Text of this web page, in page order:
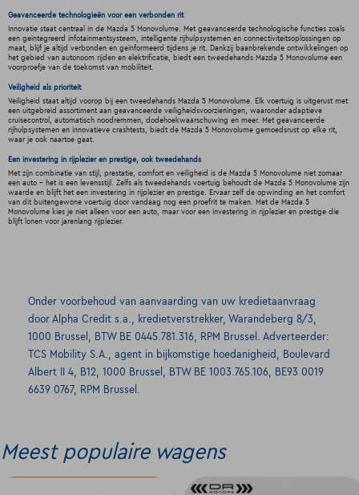
Geavanceerde technologieën voor een verbonden rit
Innovatie staat centraal in de Mazda 5 Monovolume. Met geavanceerde technologische functies zoals
een geïntegreerd infotainmentsysteem, intelligente rijhulpsystemen en connectiviteitsoplossingen op
maat, blijf je altijd verbonden en geïnformeerd tijdens je rit. Dankzij baanbrekende ontwikkelingen op
het gebied van autonoom rijden en elektrificatie, biedt een tweedehands Mazda 5 Monovolume een
voorproefje van de toekomst van mobiliteit.
Veiligheid als prioriteit
Veiligheid staat altijd voorop bij een tweedehands Mazda 5 Monovolume. Elk voertuig is uitgerust met
een uitgebreid assortiment aan geavanceerde veiligheidsvoorzieningen, waaronder adaptieve
cruisecontrol, automatisch noodremmen, dodehoekwaarschuwing en meer. Met geavanceerde
rijhulpsystemen en innovatieve crashtests, biedt de Mazda 5 Monovolume gemoedsrust op elke rit,
waar je ook naartoe gaat.
Een investering in rijplezier en prestige, ook tweedehands
Met zijn combinatie van stijl, prestatie, comfort en veiligheid is de Mazda 5 Monovolume niet zomaar
een auto - het is een levensstijl. Zelfs als tweedehands voertuig behoudt de Mazda 5 Monovolume zijn
waarde en blijft het een investering in rijplezier en prestige. Ervaar zelf de opwinding en het comfort
van dit buitengewone voertuig door vandaag nog een proefrit te maken. Met de Mazda 5
Monovolume kies je niet alleen voor een auto, maar voor een investering in rijplezier en prestige die
blijft lonen voor jarenlang rijplezier.
Onder voorbehoud van aanvaarding van uw kredietaanvraag
door Alpha Credit s.a., kredietverstrekker, Warandeberg 8/3,
1000 Brussel, BTW BE 0445.781.316, RPM Brussel. Adverteerder:
TCS Mobility S.A., agent in bijkomstige hoedanigheid, Boulevard
Albert II 4, B12, 1000 Brussel, BTW BE 1003.765.106, BE93 0019
6639 0767, RPM Brussel.
Meest populaire wagens